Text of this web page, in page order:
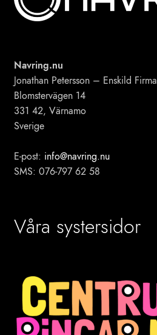
Navring.nu
Jonathan Petersson – Enskild Firma
Blomstervägen 14
331 42, Värnamo
Sverige
E-post: info@navring.nu
SMS: 076-797 62 58
Våra systersidor